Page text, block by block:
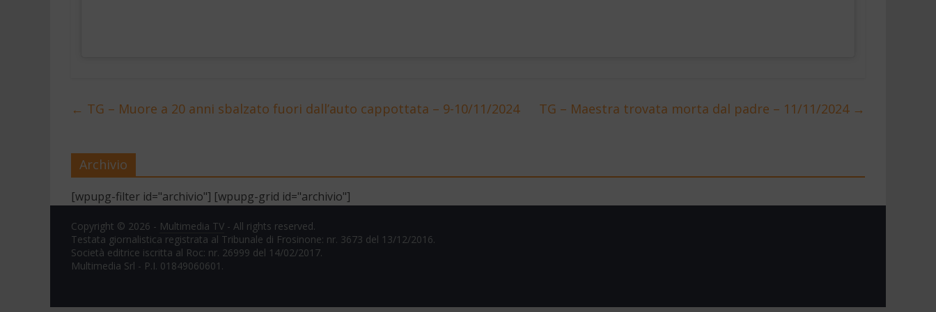
← TG – Muore a 20 anni sbalzato fuori dall’auto cappottata – 9-10/11/2024 TG – Maestra trovata morta dal padre – 11/11/2024 →
Archivio
[wpupg-filter id="archivio"] [wpupg-grid id="archivio"]
Copyright © 2026 - Multimedia TV - All rights reserved.
Testata giornalistica registrata al Tribunale di Frosinone: nr. 3673 del 13/12/2016.
Società editrice iscritta al Roc: nr. 26999 del 14/02/2017.
Multimedia Srl - P.I. 01849060601.